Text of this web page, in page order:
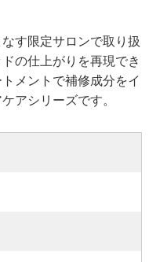
す限定サロンで取り扱
の仕上がりを再現でき
メントで補修成分をイ
アシリーズです。